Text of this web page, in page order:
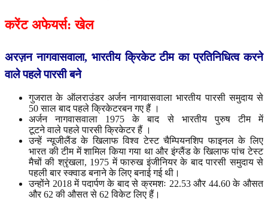
करेंट अफेयर्स: खेल
अरज़न नागवासवाला, भारतीय क्रिकेट टीम का प्रतिनिधित्व करने
वाले पहले पारसी बने
गुजरात के ऑलराउंडर अर्जन नागवासवाला भारतीय पारसी समुदाय से
50 साल बाद पहले क्रिकेटरबन गए हैं ।
अर्जन नागवासवाला 1975 के बाद से भारतीय पुरुष टीम में
टूटने वाले पहले पारसी क्रिकेटर हैं ।
उन्हें न्यूजीलैंड के खिलाफ विश्व टेस्ट चैम्पियनशिप फाइनल के लिए
भारत की टीम में शामिल किया गया था और इंग्लैंड के खिलाफ पांच टेस्ट
मैचों की श्रृंखला, 1975 में फारुख इंजीनियर के बाद पारसी समुदाय से
पहली बार स्क्वाड बनाने के लिए बनाई गई थी।
उन्होंने 2018 में पदार्पण के बाद से क्रमशः 22.53 और 44.60 के औसत
और 62 की औसत से 62 विकेट लिए हैं।